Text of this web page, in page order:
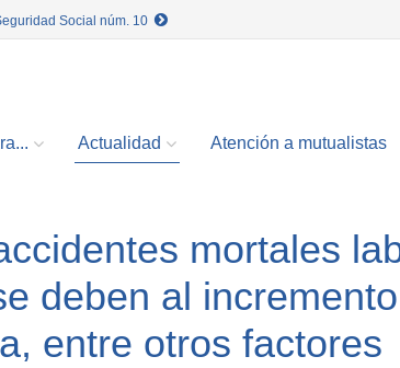
Social núm. 10
Actualidad Atención a mutualistas
mortales
deben al
entre otros factores